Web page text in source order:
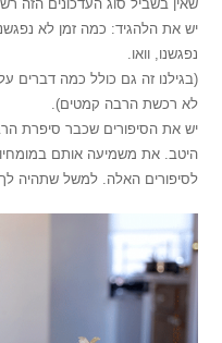
שאין בשביל סוג העדכונים הזה
יש את הלהגיד: כמה זמן לא
נפגשנו, וואו.
(בגילנו זה גם כולל כמה דברים
לא רכשת הרבה קמטים).
יש את הסיפורים שכבר סיפרת
היטב. את משמיעה אותם
לסיפורים האלה. למשל שתהיה לך